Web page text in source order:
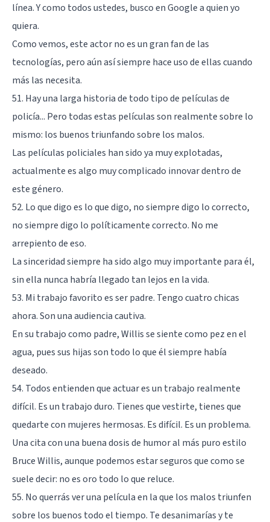
línea. Y como todos ustedes, busco en Google a quien yo
quiera.
Como vemos, este actor no es un gran fan de las
tecnologías, pero aún así siempre hace uso de ellas cuando
más las necesita.
51. Hay una larga historia de todo tipo de películas de
policía... Pero todas estas películas son realmente sobre lo
mismo: los buenos triunfando sobre los malos.
Las películas policiales han sido ya muy explotadas,
actualmente es algo muy complicado innovar dentro de
este género.
52. Lo que digo es lo que digo, no siempre digo lo correcto,
no siempre digo lo políticamente correcto. No me
arrepiento de eso.
La sinceridad siempre ha sido algo muy importante para él,
sin ella nunca habría llegado tan lejos en la vida.
53. Mi trabajo favorito es ser padre. Tengo cuatro chicas
ahora. Son una audiencia cautiva.
En su trabajo como padre, Willis se siente como pez en el
agua, pues sus hijas son todo lo que él siempre había
deseado.
54. Todos entienden que actuar es un trabajo realmente
difícil. Es un trabajo duro. Tienes que vestirte, tienes que
quedarte con mujeres hermosas. Es difícil. Es un problema.
Una cita con una buena dosis de humor al más puro estilo
Bruce Willis, aunque podemos estar seguros que como se
suele decir: no es oro todo lo que reluce.
55. No querrás ver una película en la que los malos triunfen
sobre los buenos todo el tiempo. Te desanimarías y te